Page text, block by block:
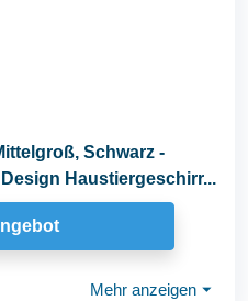
Schwarz -
Haustiergeschirr...
Mehr anzeigen ⏷